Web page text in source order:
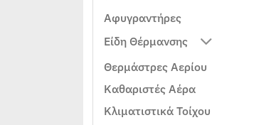
Αφυγραντήρες
Είδη Θέρμανσης
Θερμάστρες Αερίου
Καθαριστές Αέρα
Κλιματιστικά Τοίχου